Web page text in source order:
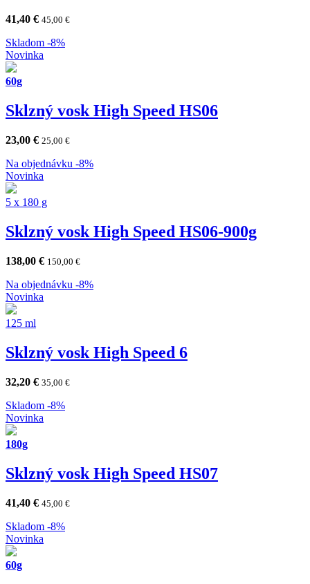
41,40 € 45,00 €
Skladom -8%
Novinka
60g
Sklzný vosk High Speed HS06
23,00 € 25,00 €
Na objednávku -8%
Novinka
5 x 180 g
Sklzný vosk High Speed HS06-900g
138,00 € 150,00 €
Na objednávku -8%
Novinka
125 ml
Sklzný vosk High Speed 6
32,20 € 35,00 €
Skladom -8%
Novinka
180g
Sklzný vosk High Speed HS07
41,40 € 45,00 €
Skladom -8%
Novinka
60g